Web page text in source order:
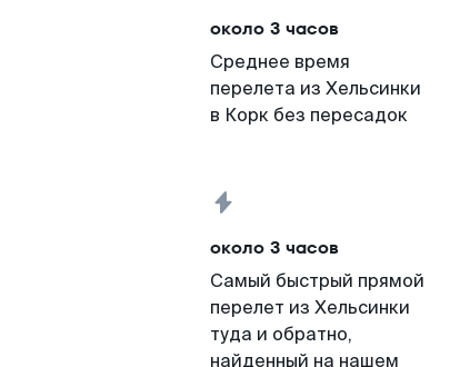
около 3 часов
Среднее время
перелета из Хельсинки
в Корк без пересадок
около 3 часов
Самый быстрый прямой
перелет из Хельсинки
туда и обратно,
найденный на нашем